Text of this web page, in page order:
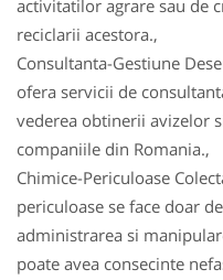
activitatilor agrare sau de
reciclarii acestora.,
Consultanta-Gestiune
ofera servicii de
vederea obtinerii avizelor
companiile din Romania.,
Chimice-Periculoase
periculoase se face doar
administrarea si
poate avea consecinte